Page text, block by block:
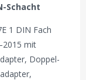
Schacht
1 DIN Fach
mit
Doppel-